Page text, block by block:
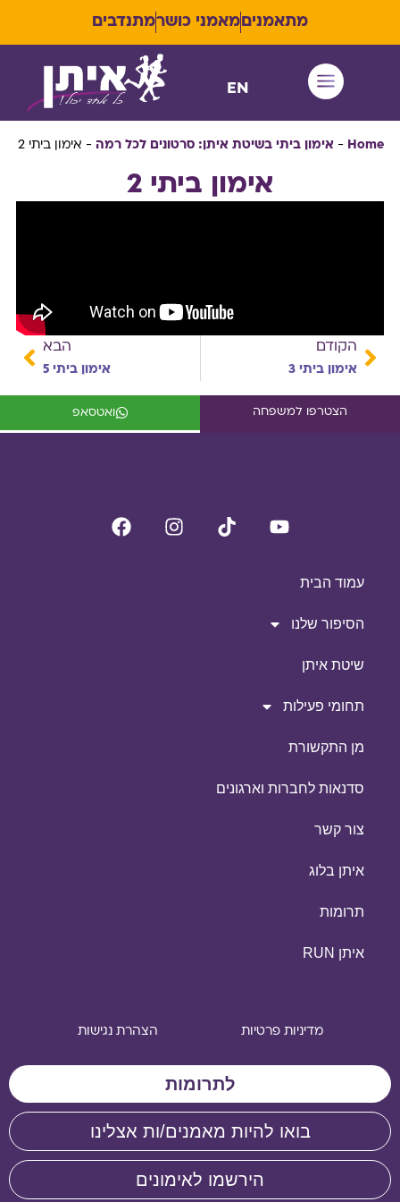
מתאמנים מאמני כושרמתנדבים
EN
Home
- אימון ביתי בשיטת איתן: סרטונים לכל רמה- אימון ביתי 2
אימון ביתי 2
הקודם
אימון ביתי 3
הבא
אימון ביתי 5
הצטרפו למשפחה ואטסאפ
עמוד הבית
הסיפור שלנו
שיטת איתן
תחומי פעילות
מן התקשורת
סדנאות לחברות וארגונים
צור קשר
איתן בלוג
תרומות
איתן RUN
מדיניות פרטיות הצהרת נגישות
לתרומות
בואו להיות מאמנים/ות אצלינו
הירשמו לאימונים